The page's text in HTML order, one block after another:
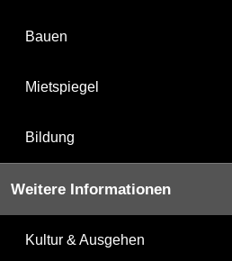
Bauen
Mietspiegel
Bildung
Weitere Informationen
Kultur & Ausgehen